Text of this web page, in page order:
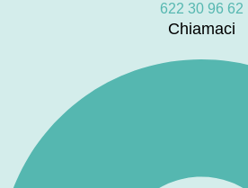
622 30 96 62
Chiamaci